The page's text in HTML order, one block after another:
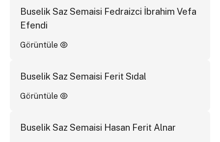
Buselik Saz Semaisi Fedraizci İbrahim Vefa
Efendi
Görüntüle
Buselik Saz Semaisi Ferit Sıdal
Görüntüle
Buselik Saz Semaisi Hasan Ferit Alnar